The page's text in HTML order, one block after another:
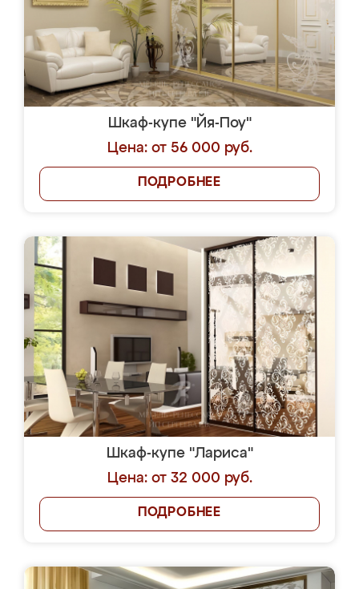
Шкаф-купе "Йя-Поу"
Цена: от 56 000 руб.
ПОДРОБНЕЕ
Шкаф-купе "Лариса"
Цена: от 32 000 руб.
ПОДРОБНЕЕ